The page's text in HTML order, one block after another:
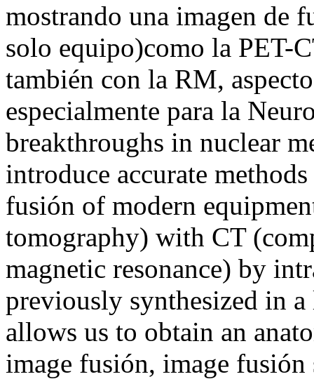
mostrando una imagen de
solo equipo)como la PET-
también con la RM,
especialmente para la
breakthroughs in nuclear
introduce accurate
fusión of modern
tomography) with CT
magnetic resonance) by
previously synthesized in
allows us to obtain an
image fusión, image